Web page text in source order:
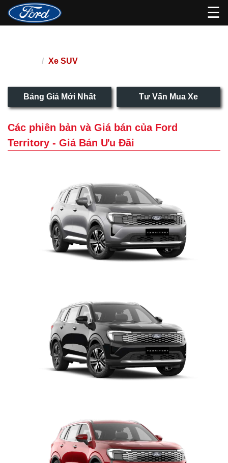
☰
Xe SUV
Bảng Giá Mới Nhất Tư Vấn Mua Xe
Các phiên bản và Giá bán của Ford
Territory - Giá Bán Ưu Đãi